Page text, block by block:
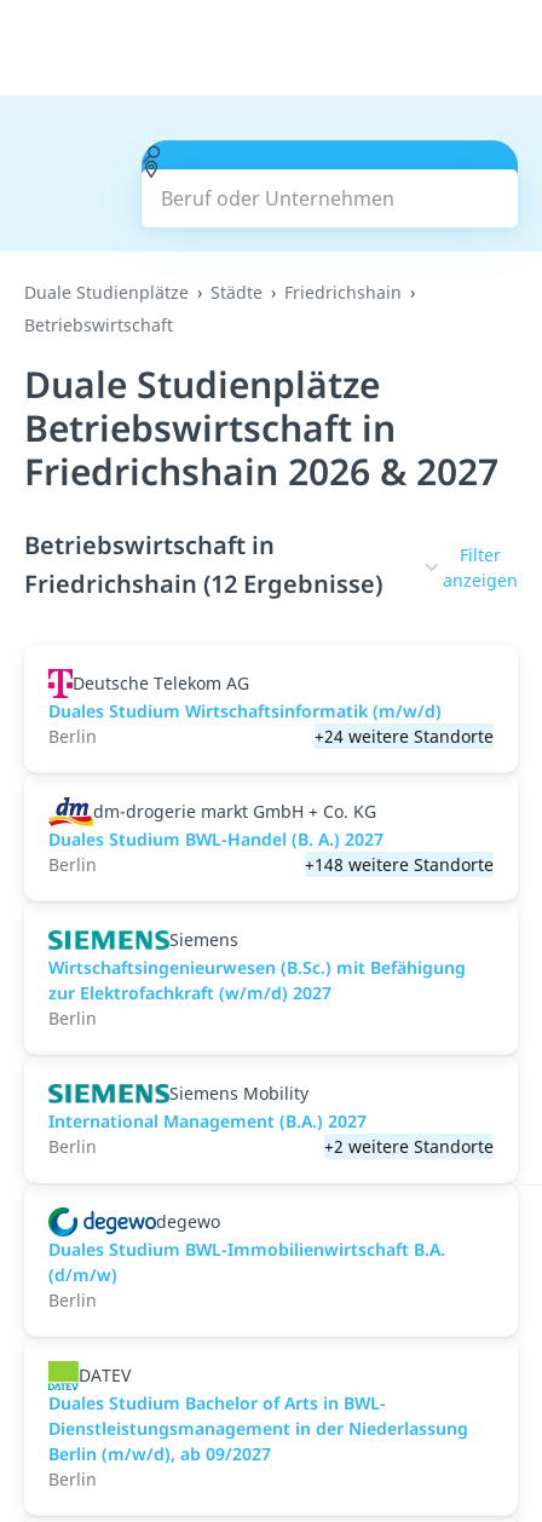
Beruf oder Unternehmen
Suchen
Duale Studienplätze Städte
Friedrichshain
Betriebswirtschaft
Duale Studienplätze
Betriebswirtschaft in
Friedrichshain 2026 & 2027
Betriebswirtschaft in
Friedrichshain (12 Ergebnisse)
Filter
anzeigen
Deutsche Telekom AG
Duales Studium Wirtschaftsinformatik (m/w/d)
Berlin
+24 weitere Standorte
dm-drogerie markt GmbH + Co. KG
Duales Studium BWL-Handel (B. A.) 2027
Berlin
+148 weitere Standorte
Siemens
Wirtschaftsingenieurwesen (B.Sc.) mit Befähigung
zur Elektrofachkraft (w/m/d) 2027
Berlin
Siemens Mobility
International Management (B.A.) 2027
Berlin
+2 weitere Standorte
degewo
Duales Studium BWL-Immobilienwirtschaft B.A.
(d/m/w)
Berlin
DATEV
Duales Studium Bachelor of Arts in BWL-
Dienstleistungsmanagement in der Niederlassung
Berlin (m/w/d), ab 09/2027
Berlin